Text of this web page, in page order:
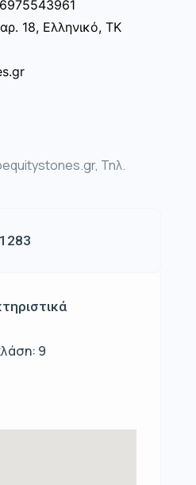
18, Ελληνικό, ΤΚ
Τηλ.
9